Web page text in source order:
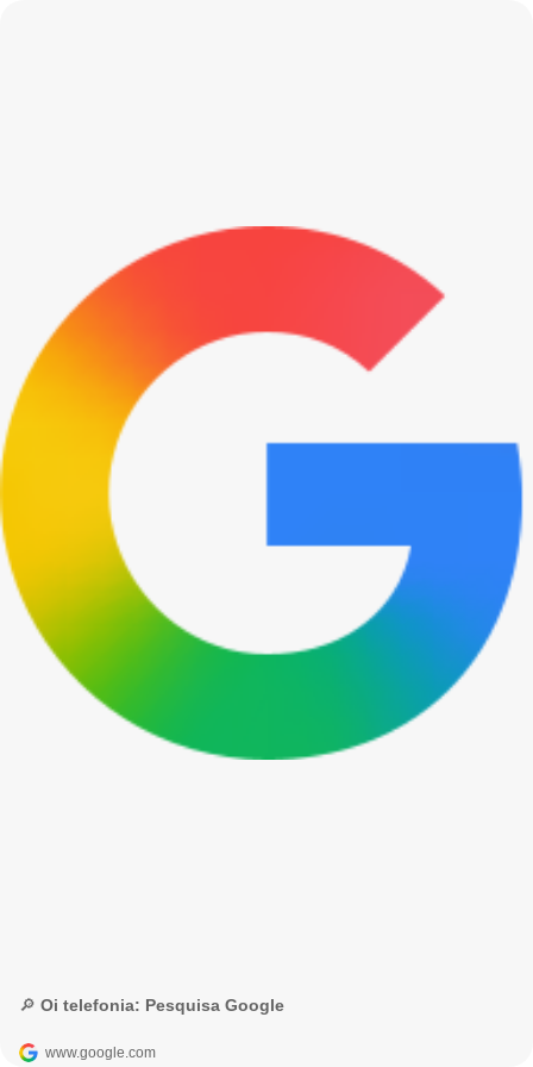
🔎 Oi telefonia: Pesquisa Google
www.google.com